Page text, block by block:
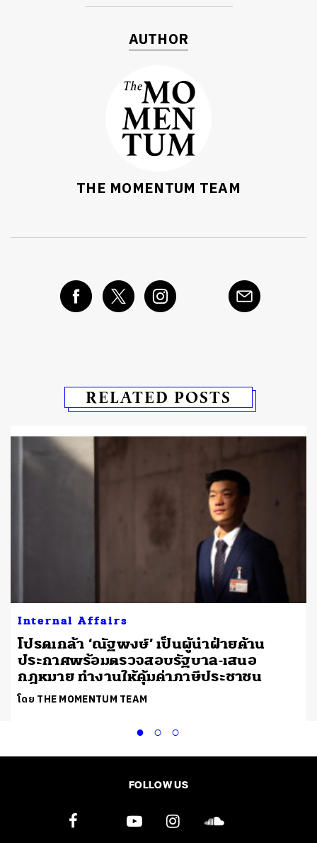
AUTHOR
THE MOMENTUM TEAM
RELATED POSTS
Internal Affairs
โปรดเกล้า ‘ณัฐพงษ์’ เป็นผู้นำฝ่ายค้าน
ประกาศพร้อมตรวจสอบรัฐบาล-เสนอ
กฎหมาย ทำงานให้คุ้มค่าภาษีประชาชน
โดย THE MOMENTUM TEAM
FOLLOW US